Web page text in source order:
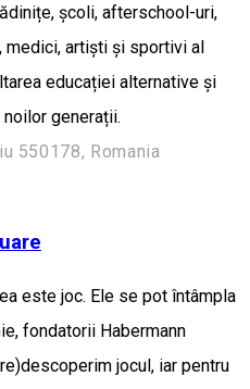
școli, afterschool-uri,
medici, artiști și sportivi al
educației alternative și
generații.
550178, Romania
este joc. Ele se pot întâmpla
fondatorii Habermann
jocul, iar pentru